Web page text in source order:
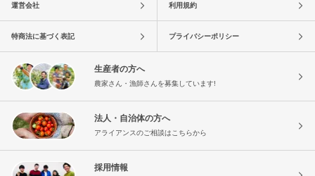
運営会社 利用規約
特商法に基づく表記 プライバシーポリシー
生産者の方へ
農家さん・漁師さんを募集しています!
法人・自治体の方へ
アライアンスのご相談はこちらから
採用情報